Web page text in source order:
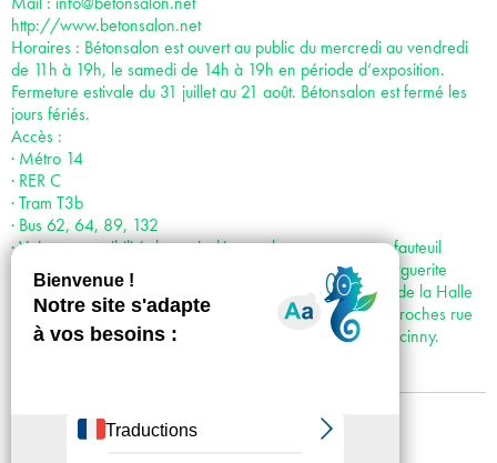
http://www.betonsalon.net
Horaires : Bétonsalon est ouvert au public du mercredi au vendredi
de 11h à 19h, le samedi de 14h à 19h en période d’exposition.
Fermeture estivale du 31 juillet au 21 août. Bétonsalon est fermé les
jours fériés.
Accès :
· Métro 14
· RER C
· Tram T3b
· Bus 62, 64, 89, 132
· Voiture : possibilité de venir déposer les personnes en fauteuil
roulant juste devant le centre d’art : accès par la rue Marguerite
Duras, puis par l’Esplanade Pierre Vidal Naquet, le long de la Halle
aux farines. Places de stationnement réservées les plus proches rue
Françoise Dolto ; puis rue Hélène Brion et Rue René Goscinny.